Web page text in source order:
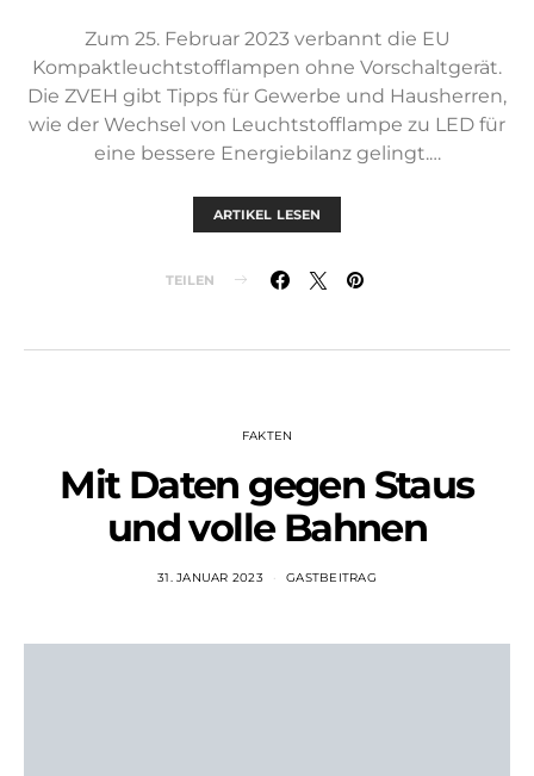
Zum 25. Februar 2023 verbannt die EU
Kompaktleuchtstofflampen ohne Vorschaltgerät.
Die ZVEH gibt Tipps für Gewerbe und Hausherren,
wie der Wechsel von Leuchtstofflampe zu LED für
eine bessere Energiebilanz gelingt.…
ARTIKEL LESEN
TEILEN
FAKTEN
Mit Daten gegen Staus
und volle Bahnen
31. JANUAR 2023 GASTBEITRAG